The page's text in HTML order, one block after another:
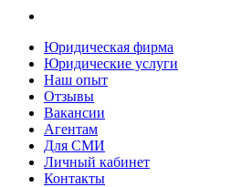
Юридическая фирма
Юридические услуги
Наш опыт
Отзывы
Вакансии
Агентам
Для СМИ
Личный кабинет
Контакты